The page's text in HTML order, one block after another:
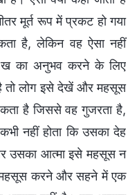
मूर्त रूप में प्रकट हो गया
है, लेकिन वह ऐसा नहीं
का अनुभव करने के लिए
है तो लोग इसे देखें और महसूस
है जिससे वह गुजरता है,
नहीं होता कि उसका देह
उसका आत्मा इसे महसूस न
करने और सहने में एक